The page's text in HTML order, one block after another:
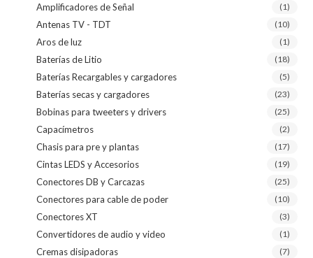
Amplificadores de Señal (1)
Antenas TV - TDT (10)
Aros de luz (1)
Baterías de Litio (18)
Baterías Recargables y cargadores (5)
Baterías secas y cargadores (23)
Bobinas para tweeters y drivers (25)
Capacímetros (2)
Chasis para pre y plantas (17)
Cintas LEDS y Accesorios (19)
Conectores DB y Carcazas (25)
Conectores para cable de poder (10)
Conectores XT (3)
Convertidores de audio y video (1)
Cremas disipadoras (7)